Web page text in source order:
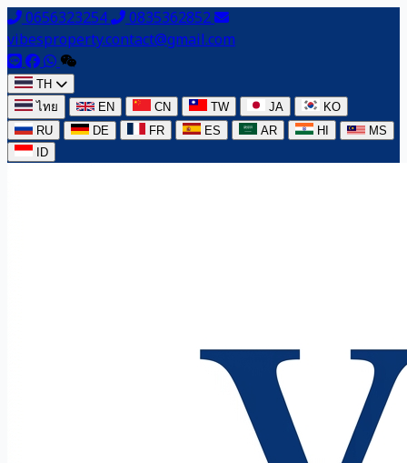
0656323254
0835362852
vibesproperty.contact@gmail.com
TH
ไทย
EN CN TW JA
KO
RU
DE FR ES AR HI
MS
ID